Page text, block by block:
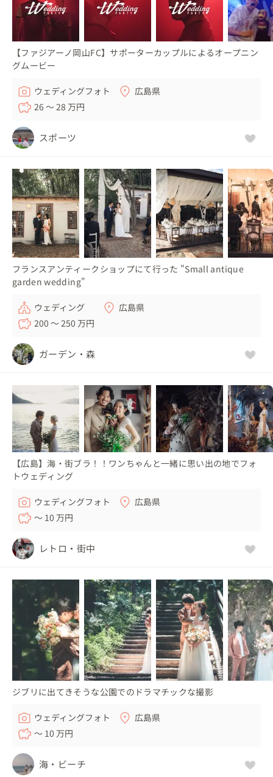
【ファジアーノ岡山FC】サポーターカップルによるオープニン
グムービー
ウェディングフォト
広島県
26 〜 28 万円
スポーツ
フランスアンティークショップにて行った "Small antique
garden wedding"
ウェディング
広島県
200 〜 250 万円
ガーデン・森
【広島】海・街ブラ！！ワンちゃんと一緒に思い出の地でフォ
トウェディング
ウェディングフォト
広島県
〜 10 万円
レトロ・街中
ジブリに出てきそうな公園でのドラマチックな撮影
ウェディングフォト
広島県
〜 10 万円
海・ビーチ